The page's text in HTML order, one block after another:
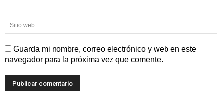
Guarda mi nombre, correo electrónico y web en este
navegador para la próxima vez que comente.